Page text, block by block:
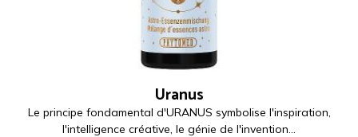
Uranus
Le principe fondamental d'URANUS symbolise l'inspiration,
l'intelligence créative, le génie de l'invention...